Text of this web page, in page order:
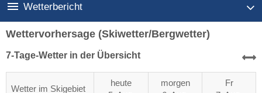
Wetterbericht
Wettervorhersage (Skiwetter/Bergwetter)
7-Tage-Wetter in der Übersicht
Wetter im Skigebiet
heute
morgen
Fr